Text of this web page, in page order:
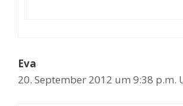
Eva
20. September 2012 um 9:38 p.m.